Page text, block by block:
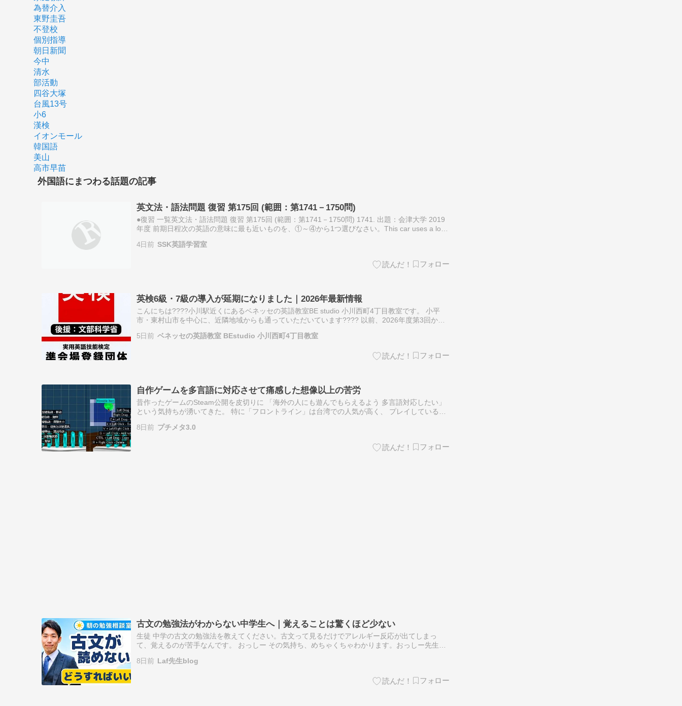
為替介入
東野圭吾
不登校
個別指導
朝日新聞
今中
清水
部活動
四谷大塚
台風13号
小6
漢検
イオンモール
韓国語
美山
高市早苗
外国語にまつわる話題の記事
英文法・語法問題 復習 第175回 (範囲：第1741－1750問)
●復習 一覧英文法・語法問題 復習 第175回 (範囲：第1741－1750問) 1741. 出題：会津大学 2019
年度 前期日程次の英語の意味に最も近いものを、①～④から1つ選びなさい。This car uses a lot
4日前 SSK英語学習室
英検6級・7級の導入が延期になりました｜2026年最新情報
こんにちは????小川駅近くにあるベネッセの英語教室BE studio 小川西町4丁目教室です。 小平
市・東村山市を中心に、近隣地域からも通っていただいています???? 以前、2026年度第3回から
5日前 ベネッセの英語教室 BEstudio 小川西町4丁目教室
自作ゲームを多言語に対応させて痛感した想像以上の苦労
昔作ったゲームのSteam公開を皮切りに 「海外の人にも遊んでもらえるよう 多言語対応したい」
という気持ちが湧いてきた。 特に「フロントライン」は台湾での人気が高く、 プレイしている実
が理…
8日前 プチメタ3.0
古文の勉強法がわからない中学生へ｜覚えることは驚くほど少ない
生徒 中学の古文の勉強法を教えてください。古文って見るだけでアレルギー反応が出てしまっ
て、覚えるのが苦手なんです。 おっしー その気持ち、めちゃくちゃわかります。おっしー先生も
りません。 教…
8日前 Laf先生blog